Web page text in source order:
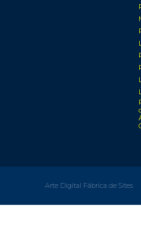
Arte Digital Fábrica de Sites